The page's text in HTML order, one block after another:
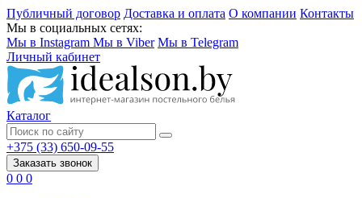
Публичный договор Доставка и оплата О компании Контакты
Мы в социальных сетях:
Мы в Instagram Мы в Viber Мы в Telegram
Личный кабинет
Каталог
+375 (33) 650-09-55
Заказать звонок
0 0 0